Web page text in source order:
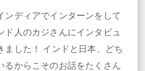
ンディアでインターンをして
ド人のカジさんにインタビュ
ました！ インドと日本、どち
るからこそのお話をたくさん